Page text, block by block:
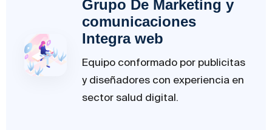
Grupo De Marketing y
comunicaciones
Integra web
Equipo conformado por publicitas
y diseñadores con experiencia en
sector salud digital.